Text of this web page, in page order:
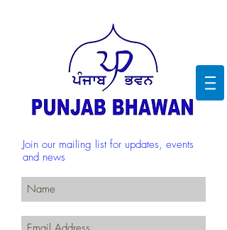
Join our mailing list for updates, events
and news